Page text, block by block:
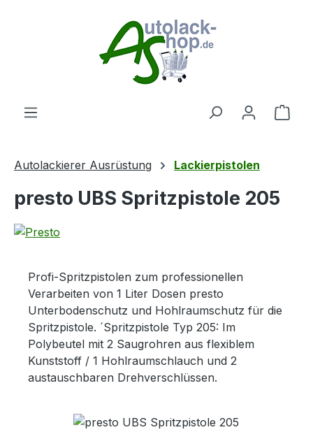
Autolackierer Ausrüstung Lackierpistolen
presto UBS Spritzpistole 205
Profi-Spritzpistolen zum professionellen
Verarbeiten von 1 Liter Dosen presto
Unterbodenschutz und Hohlraumschutz für die
Spritzpistole. ´Spritzpistole Typ 205: Im
Polybeutel mit 2 Saugrohren aus flexiblem
Kunststoff / 1 Hohlraumschlauch und 2
austauschbaren Drehverschlüssen.
Bildergalerie überspringen